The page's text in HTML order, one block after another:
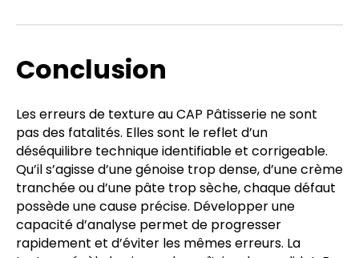
Conclusion
Les erreurs de texture au CAP Pâtisserie ne sont
pas des fatalités. Elles sont le reflet d’un
déséquilibre technique identifiable et corrigeable.
Qu’il s’agisse d’une génoise trop dense, d’une crème
tranchée ou d’une pâte trop sèche, chaque défaut
possède une cause précise. Développer une
capacité d’analyse permet de progresser
rapidement et d’éviter les mêmes erreurs. La